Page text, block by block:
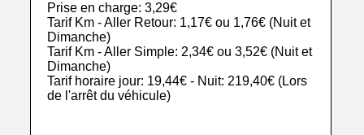
Prise en charge: 3,29€
Tarif Km - Aller Retour: 1,17€ ou 1,76€ (Nuit et
Dimanche)
Tarif Km - Aller Simple: 2,34€ ou 3,52€ (Nuit et
Dimanche)
Tarif horaire jour: 19,44€ - Nuit: 219,40€ (Lors
de l'arrêt du véhicule)